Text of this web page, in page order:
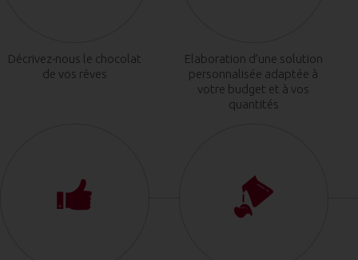
Décrivez-nous le chocolat
de vos rêves
Elaboration d’une solution
personnalisée adaptée à
votre budget et à vos
quantités